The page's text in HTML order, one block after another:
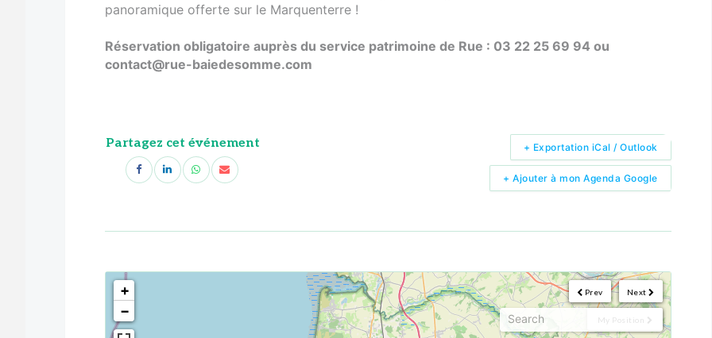
panoramique offerte sur le Marquenterre !
Réservation obligatoire auprès du service patrimoine de Rue : 03 22 25 69 94 ou
contact@rue-baiedesomme.com
Partagez cet événement
+ Ajouter à mon Agenda Google
+ Exportation iCal / Outlook
Next
Prev
My Position
<!---->
+
−